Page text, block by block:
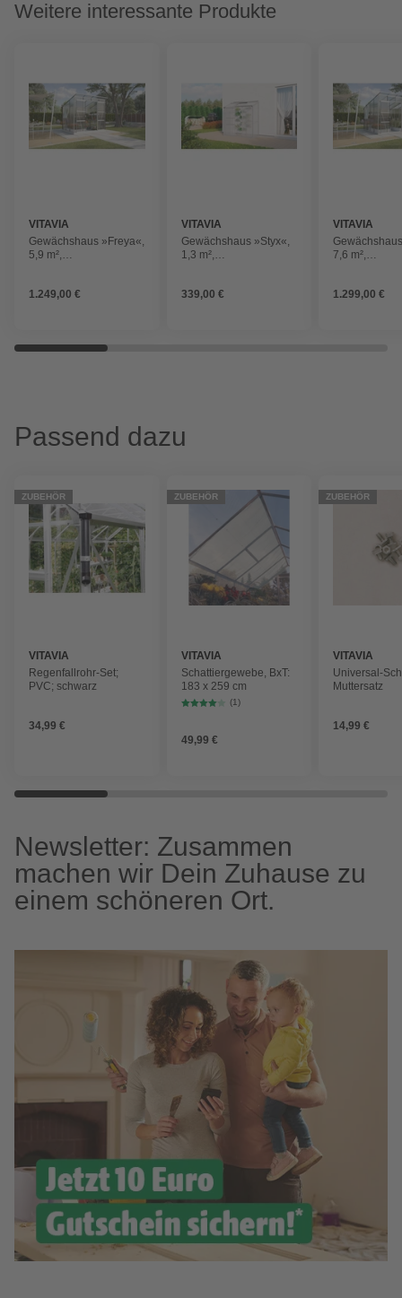
Weitere interessante Produkte
VITAVIA
Gewächshaus »Freya«,
5,9 m²,
1.249,00 €
VITAVIA
Gewächshaus »Styx«,
1,3 m²,
339,00 €
VITAVIA
7,6 m²,
1.299,00 €
Passend dazu
ZUBEHÖR
VITAVIA
Regenfallrohr-Set;
PVC; schwarz
34,99 €
ZUBEHÖR
VITAVIA
Schattiergewebe, BxT:
183 x 259 cm
(1)
49,99 €
ZUBEHÖR
VITAVIA
Universal-
Muttersatz
14,99 €
Newsletter: Zusammen
machen wir Dein Zuhause zu
einem schöneren Ort.